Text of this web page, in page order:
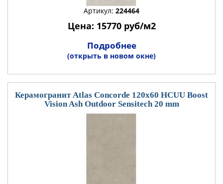
Артикул: 224464
Цена: 15770 руб/м2
Подробнее
(открыть в новом окне)
Керамогранит Atlas Concorde 120x60 HCUU Boost
Vision Ash Outdoor Sensitech 20 mm